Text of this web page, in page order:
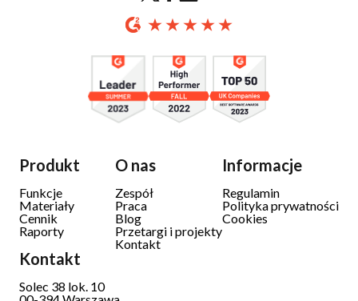
Produkt
Funkcje
Materiały
Cennik
Raporty
O nas
Zespół
Praca
Blog
Przetargi i projekty
Kontakt
Informacje
Regulamin
Polityka prywatności
Cookies
Kontakt
Solec 38 lok. 10